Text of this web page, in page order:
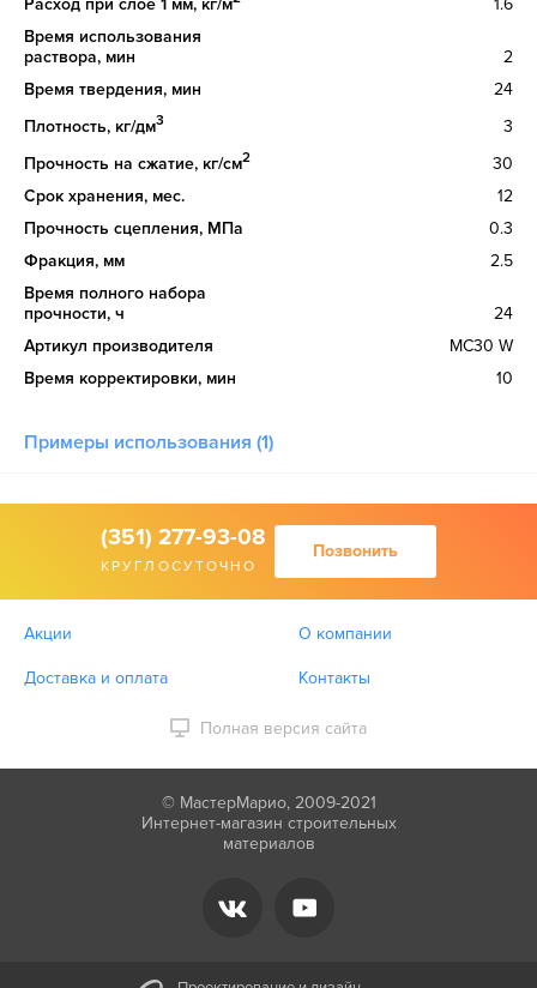
1.6
Время использования
раствора, мин
2
Время твердения, мин
24
Плотность, кг/дм3
3
Прочность на сжатие, кг/см2
30
Срок хранения, мес.
12
Прочность сцепления, МПа
0.3
Фракция, мм
2.5
Время полного набора
прочности, ч
24
Артикул производителя
MC30 W
Время корректировки, мин
10
Примеры использования (1)
(351) 277-93-08
КРУГЛОСУТОЧНО
Позвонить
Акции О компании
Доставка и оплата Контакты
Полная версия сайта
© МастерМарио, 2009-2021
Интернет-магазин строительных
материалов